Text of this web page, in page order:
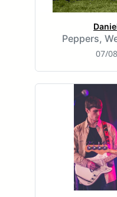
Peppers,
07/